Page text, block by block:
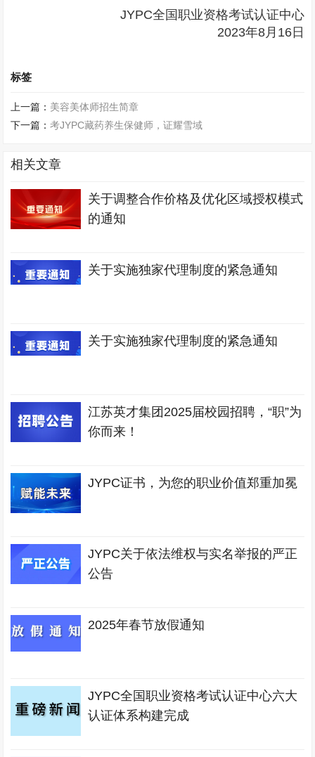
JYPC全国职业资格考试认证中心
2023年8月16日
标签
上一篇： 美容美体师招生简章
下一篇：考JYPC藏药养生保健师，证耀雪域
相关文章
关于调整合作价格及优化区域授权模式
的通知
关于实施独家代理制度的紧急通知
关于实施独家代理制度的紧急通知
江苏英才集团2025届校园招聘，“职”为
你而来！
JYPC证书，为您的职业价值郑重加冕
JYPC关于依法维权与实名举报的严正
公告
2025年春节放假通知
JYPC全国职业资格考试认证中心六大
认证体系构建完成